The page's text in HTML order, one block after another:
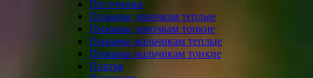
Песочники
Пижамы девочкам теплые
Пижамы девочкам тонкие
Пижамы мальчикам теплые
Пижамы мальчикам тонкие
Платья